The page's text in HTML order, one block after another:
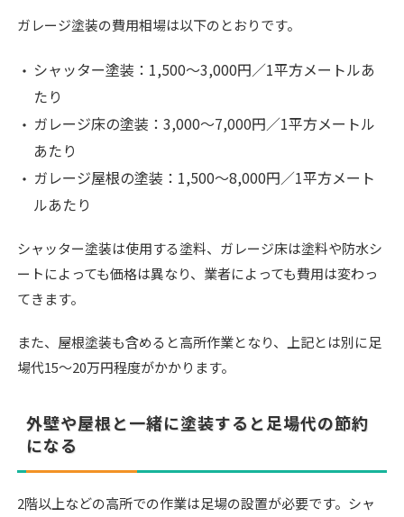
ガレージ塗装の費用相場は以下のとおりです。
シャッター塗装：1,500〜3,000円／1平方メートルあ
たり
ガレージ床の塗装：3,000〜7,000円／1平方メートル
あたり
ガレージ屋根の塗装：1,500〜8,000円／1平方メート
ルあたり
シャッター塗装は使用する塗料、ガレージ床は塗料や防水シ
ートによっても価格は異なり、業者によっても費用は変わっ
てきます。
また、屋根塗装も含めると高所作業となり、上記とは別に足
場代15〜20万円程度がかかります。
外壁や屋根と一緒に塗装すると足場代の節約
になる
2階以上などの高所での作業は足場の設置が必要です。シャ